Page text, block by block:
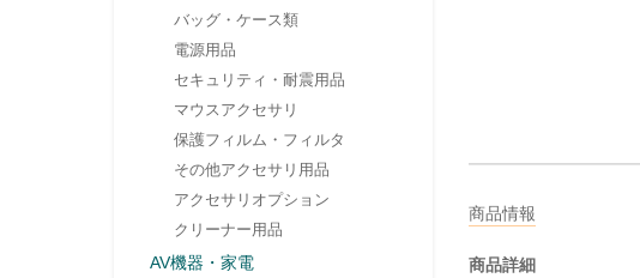
商品情報
商品詳細
バッグ・ケース類
電源用品
セキュリティ・耐震用品
マウスアクセサリ
保護フィルム・フィルタ
その他アクセサリ用品
アクセサリオプション
クリーナー用品
AV機器・家電